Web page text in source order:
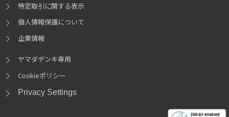
特定取引に関する表示
個人情報保護について
企業情報
ヤマダデンキ専用
Cookieポリシー
Privacy Settings